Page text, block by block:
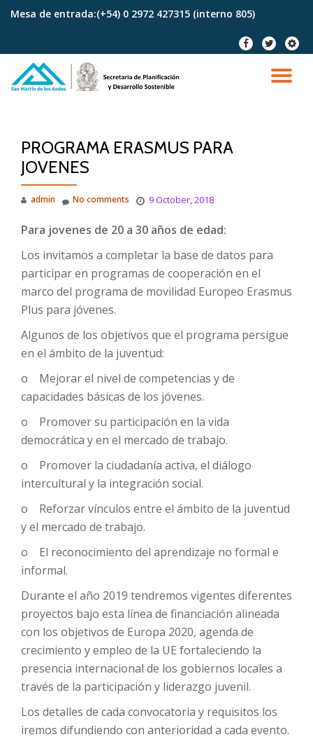
content
Mesa de entrada:(+54) 0 2972 427315 (interno 805)
fa-
facebook
fa-
twitter
fa-
cog
PROGRAMA ERASMUS PARA
JOVENES
admin 9 October, 2018
No comments
Para jovenes de 20 a 30 años de edad:
Los invitamos a completar la base de datos para
participar en programas de cooperación en el
marco del programa de movilidad Europeo Erasmus
Plus para jóvenes.
Algunos de los objetivos que el programa persigue
en el ámbito de la juventud:
o Mejorar el nivel de competencias y de
capacidades básicas de los jóvenes.
o Promover su participación en la vida
democrática y en el mercado de trabajo.
o Promover la ciudadanía activa, el diálogo
intercultural y la integración social.
o Reforzar vínculos entre el ámbito de la juventud
y el mercado de trabajo.
o El reconocimiento del aprendizaje no formal e
informal.
Durante el año 2019 tendremos vigentes diferentes
proyectos bajo esta línea de financiación alineada
con los objetivos de Europa 2020, agenda de
crecimiento y empleo de la UE fortaleciendo la
presencia internacional de los gobiernos locales a
través de la participación y liderazgo juvenil.
Los detalles de cada convocatoria y requisitos los
iremos difundiendo con anterioridad a cada evento.